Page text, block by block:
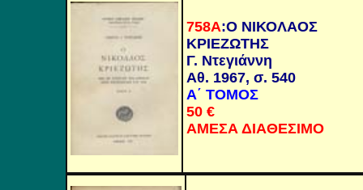
758Α:Ο ΝΙΚΟΛΑΟΣ
ΚΡΙΕΖΩΤΗΣ
Γ. Ντεγιάννη
Αθ. 1967, σ. 540
Α΄ ΤΟΜΟΣ
50€
ΑΜΕΣΑ ΔΙΑΘΕΣΙΜΟ